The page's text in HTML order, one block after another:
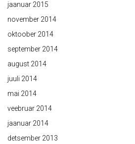
jaanuar 2015
november 2014
oktoober 2014
september 2014
august 2014
juuli 2014
mai 2014
veebruar 2014
jaanuar 2014
detsember 2013